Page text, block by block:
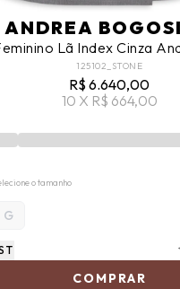
ANDREA
Lã Index Cinza
125102_STONE
R$ 6.640,00
10 X R$ 664,00
o tamanho
G
COMPRAR